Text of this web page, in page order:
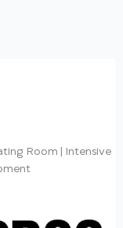
Room | Intensive